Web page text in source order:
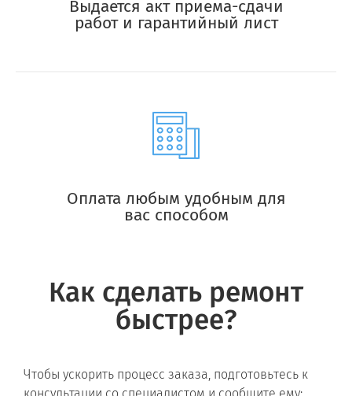
Выдается акт приема-сдачи
работ и гарантийный лист
Оплата любым удобным для
вас способом
Как сделать ремонт
быстрее?
Чтобы ускорить процесс заказа, подготовьтесь к
консультации со специалистом и сообщите ему: